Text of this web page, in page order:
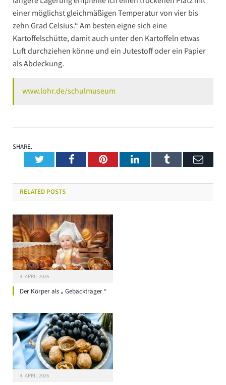
einer möglichst gleichmäßigen Temperatur von vier bis
zehn Grad Celsius.“ Am besten eigne sich eine
Kartoffelschütte, damit auch unter den Kartoffeln etwas
Luft durchziehen könne und ein Jutestoff oder ein Papier
als Abdeckung.
www.lohr.de/schulmuseum
SHARE.
TwitterFacebookPinterestLinkedInTumblr
RELATED POSTS
4. APRIL 2026
Der Körper als „ Gebäckträger “
4. APRIL 2026